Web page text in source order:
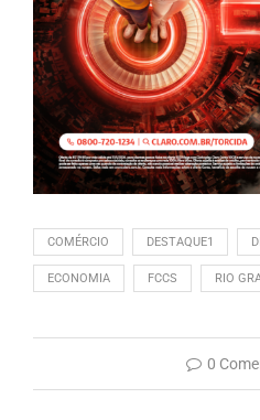
COMÉRCIO DESTAQUE1
ECONOMIA FCCS RIO
0